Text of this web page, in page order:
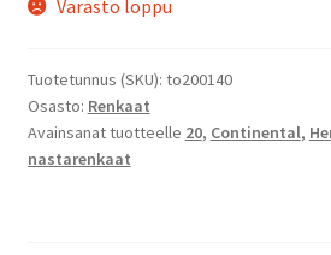
Varasto loppu
Tuotetunnus (SKU): to200140
Osasto: Renkaat
Avainsanat tuotteelle 20, Continental,
nastarenkaat